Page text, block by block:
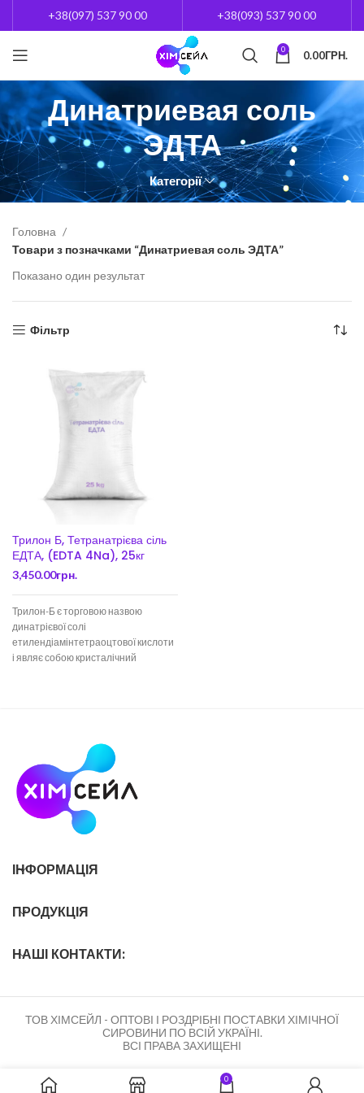
+38(097) 537 90 00 +38(093) 537 90 00
0 0.00ГРН.
Динатриевая соль
ЭДТА
Категорії
Головна
Товари з позначками “Динатриевая соль ЭДТА”
Показано один результат
Фільтр
Трилон Б, Тетранатрієва сіль
ЕДТА, (EDTA 4Na), 25кг
3,450.00грн.
Трилон-Б є торговою назвою
динатрієвої солі
етилендіамінтетраоцтової кислоти
і являє собою кристалічний
ІНФОРМАЦІЯ
ПРОДУКЦІЯ
НАШІ КОНТАКТИ:
ТОВ ХІМСЕЙЛ - ОПТОВІ І РОЗДРІБНІ ПОСТАВКИ ХІМІЧНОЇ
СИРОВИНИ ПО ВСІЙ УКРАЇНІ.
ВСІ ПРАВА ЗАХИЩЕНІ
0